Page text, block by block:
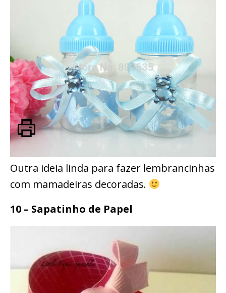
Outra ideia linda para fazer lembrancinhas
com mamadeiras decoradas.
10 – Sapatinho de Papel